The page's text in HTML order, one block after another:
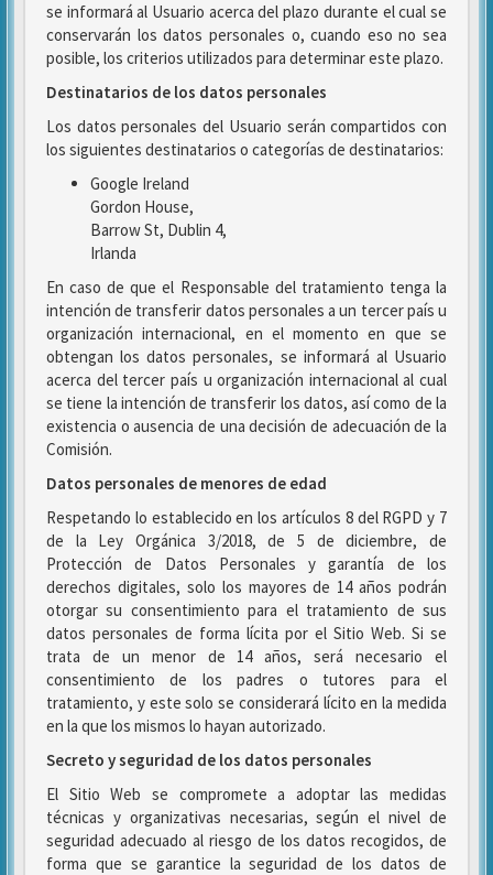
se informará al Usuario acerca del plazo durante el cual se
conservarán los datos personales o, cuando eso no sea
posible, los criterios utilizados para determinar este plazo.
Destinatarios de los datos personales
Los datos personales del Usuario serán compartidos con
los siguientes destinatarios o categorías de destinatarios:
Google Ireland
Gordon House,
Barrow St, Dublin 4,
Irlanda
En caso de que el Responsable del tratamiento tenga la
intención de transferir datos personales a un tercer país u
organización internacional, en el momento en que se
obtengan los datos personales, se informará al Usuario
acerca del tercer país u organización internacional al cual
se tiene la intención de transferir los datos, así como de la
existencia o ausencia de una decisión de adecuación de la
Comisión.
Datos personales de menores de edad
Respetando lo establecido en los artículos 8 del RGPD y 7
de la Ley Orgánica 3/2018, de 5 de diciembre, de
Protección de Datos Personales y garantía de los
derechos digitales, solo los mayores de 14 años podrán
otorgar su consentimiento para el tratamiento de sus
datos personales de forma lícita por el Sitio Web. Si se
trata de un menor de 14 años, será necesario el
consentimiento de los padres o tutores para el
tratamiento, y este solo se considerará lícito en la medida
en la que los mismos lo hayan autorizado.
Secreto y seguridad de los datos personales
El Sitio Web se compromete a adoptar las medidas
técnicas y organizativas necesarias, según el nivel de
seguridad adecuado al riesgo de los datos recogidos, de
forma que se garantice la seguridad de los datos de